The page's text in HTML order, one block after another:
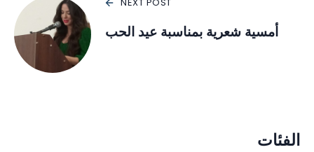
أمسية شعرية بمناسبة عيد الحب
الفئات